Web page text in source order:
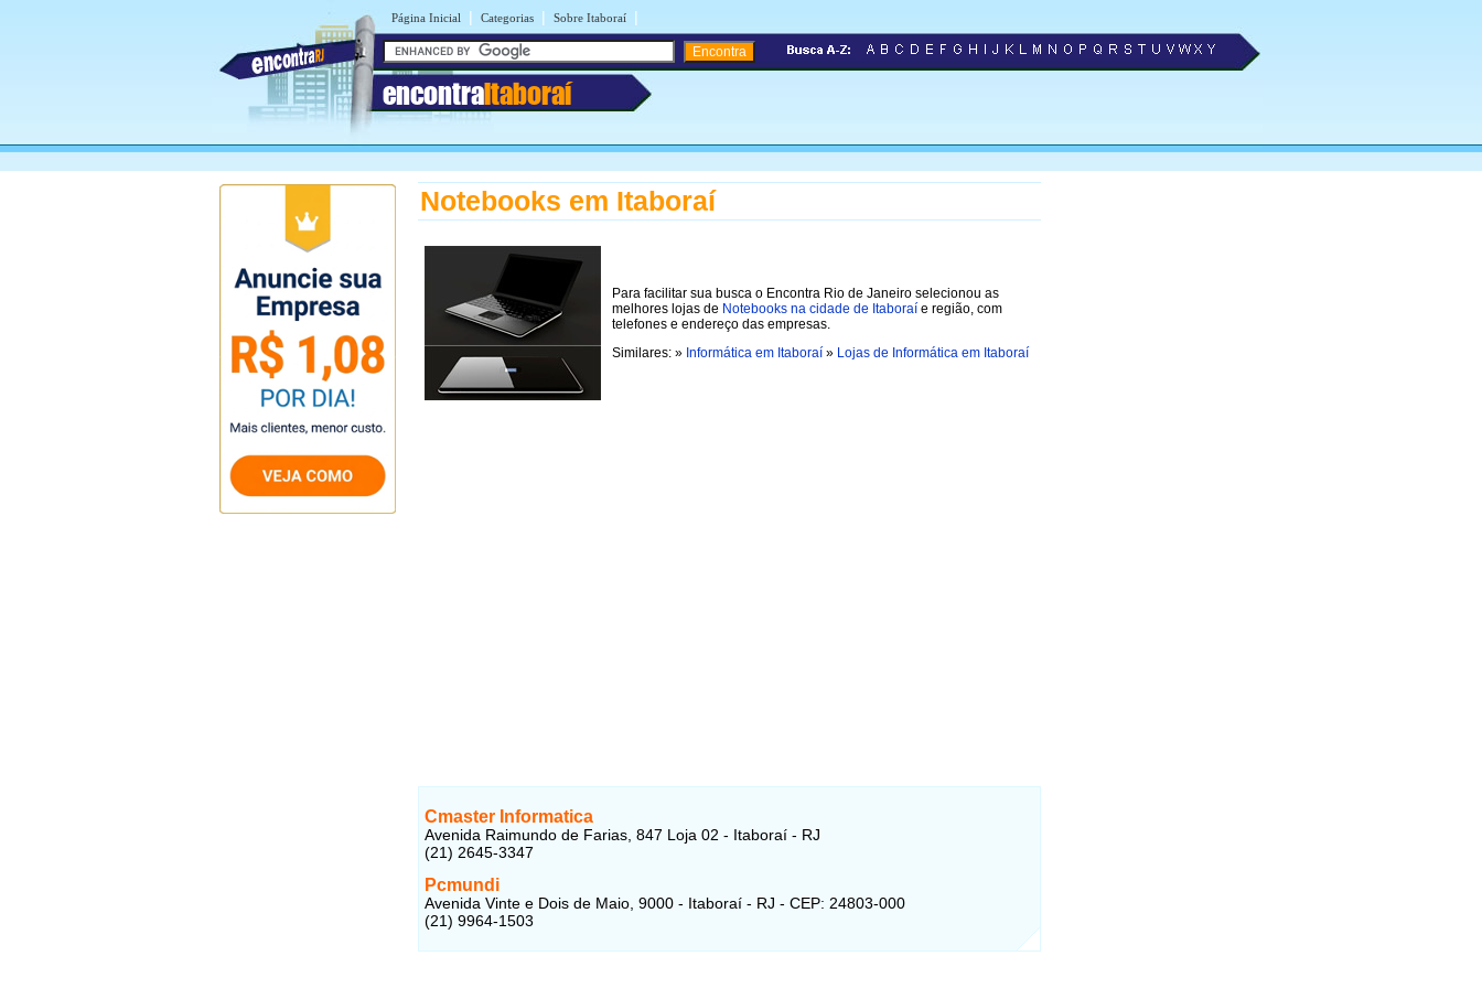
Página Inicial | Categorias | Sobre Itaboraí |
encontraItaboraí
Notebooks em Itaboraí
Para facilitar sua busca o Encontra Rio de Janeiro selecionou as
melhores lojas de Notebooks na cidade de Itaboraí e região, com
telefones e endereço das empresas.
Similares: » Informática em Itaboraí » Lojas de Informática em Itaboraí
Cmaster Informatica
Avenida Raimundo de Farias, 847 Loja 02 - Itaboraí - RJ
(21) 2645-3347
Pcmundi
Avenida Vinte e Dois de Maio, 9000 - Itaboraí - RJ - CEP: 24803-000
(21) 9964-1503